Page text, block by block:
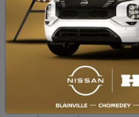
NUMÉRO DE STOCK :
NIV :
Caméra de recul, Apple Carplay,
ACHAT 100% EN LIGNE disponible.
plus de 150 points et satisfaction
MEILLEUR TAUX : Obtenez le
même une 2e ou 3e chance au